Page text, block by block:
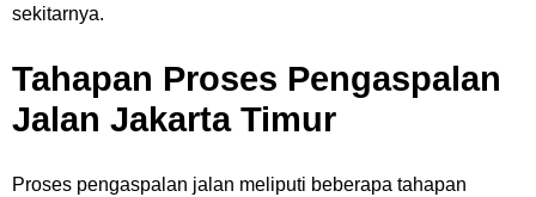
sekitarnya.
Tahapan Proses Pengaspalan
Jalan Jakarta Timur
Proses pengaspalan jalan meliputi beberapa tahapan